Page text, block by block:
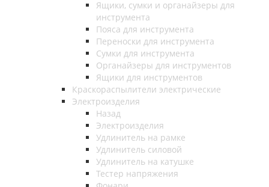
Ящики, сумки и органайзеры для
инструмента
Пояса для инструмента
Переноски для инструмента
Сумки для инструмента
Органайзеры для инструментов
Ящики для инструментов
Краскораспылители электрические
Электроизделия
Назад
Электроизделия
Удлинитель на рамке
Удлинитель силовой
Удлинитель на катушке
Тестер напряжения